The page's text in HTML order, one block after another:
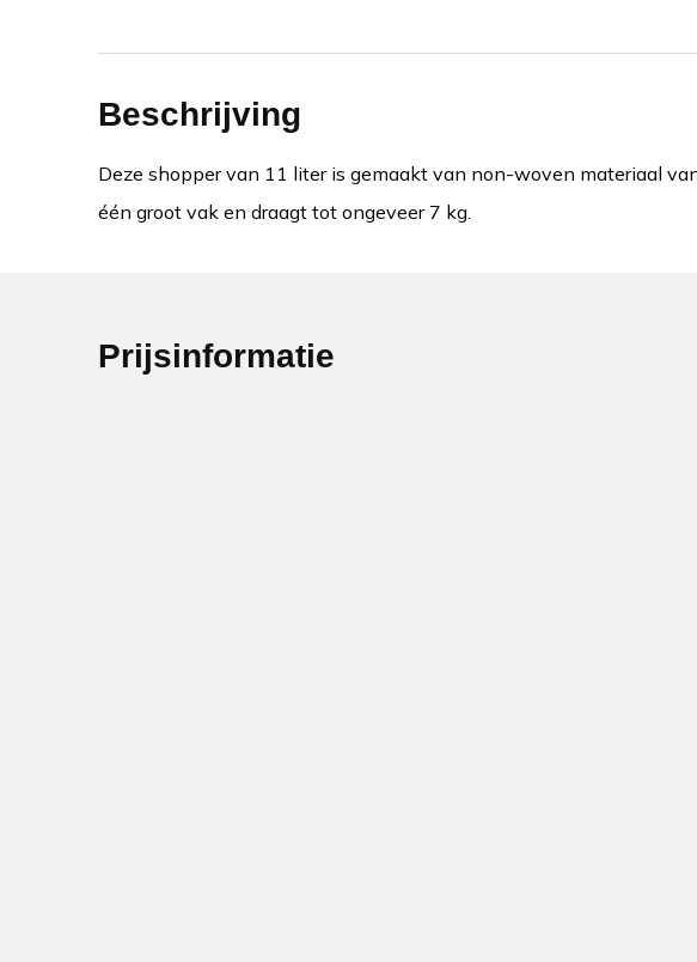
Beschrijving
Deze shopper van 11 liter is gemaakt van non-woven materiaal
één groot vak en draagt tot ongeveer 7 kg.
Prijsinformatie